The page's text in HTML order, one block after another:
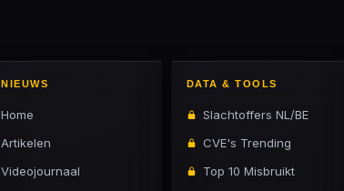
NIEUWS
Home
Artikelen
Videojournaal
DATA & TOOLS
Slachtoffers NL/BE
CVE's Trending
Top 10 Misbruikt